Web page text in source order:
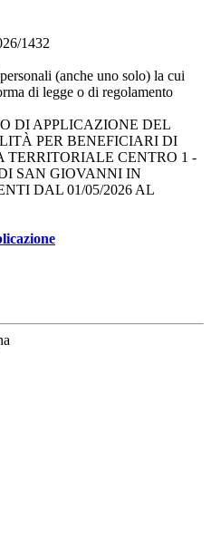
1432
(anche uno solo) la cui
di legge o di regolamento
DI APPLICAZIONE DEL
PER BENEFICIARI DI
TERRITORIALE CENTRO 1 -
SAN GIOVANNI IN
DAL 01/05/2026 AL